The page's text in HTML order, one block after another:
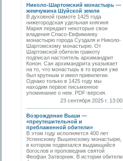
Николо-Шартомский монастырь —
жемчужина Шуйской земли
В духовной грамоте 1425 года
нижегородская удельная княгиня
Мария передает некоторые свои
владения Спасо-Евфимиеву
монастырю города Суздаля и Николо-
Шартомскому монастырю. От
Шартомской обители грамоту
подписал настоятель архимандрит
Конон. Сан архимандрита указывает
на то, что монастырь в то время уже
был крупным и имел привилегии.
Однако только в 1425 году мы
находим первое письменное
упоминание о нем. PDF-версия.
23 сентября 2025 г. 13:00
Возрождение Выши —
«преутешительной и
преблаженной обители»
В этом году исполняется 400 лет
Успенскому Вышенскому монастырю,
в котором подвизался выдающийся
богослов и проповедник святой
Феофан Затворник. В истории обители